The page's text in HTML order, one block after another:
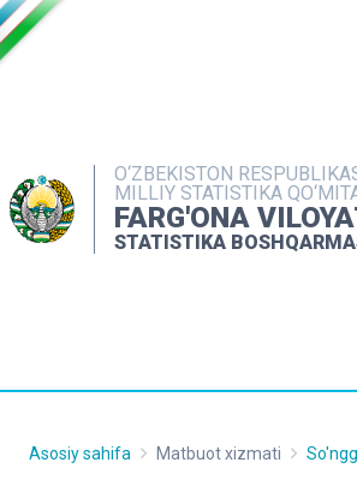
O‘ZBEKISTON
MILLIY STATISTIKA
FARG'ONA
STATISTIKA
NASHRLAR
INTERAKTIV
MATBUOT XIZMATI
Asosiy sahifa Matbuot xizmati